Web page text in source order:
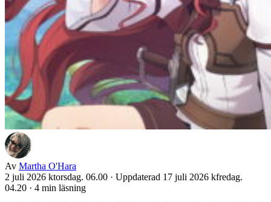
Av Martha O'Hara
2 juli 2026 ktorsdag. 06.00 · Uppdaterad 17 juli 2026 kfredag.
04.20 · 4 min läsning